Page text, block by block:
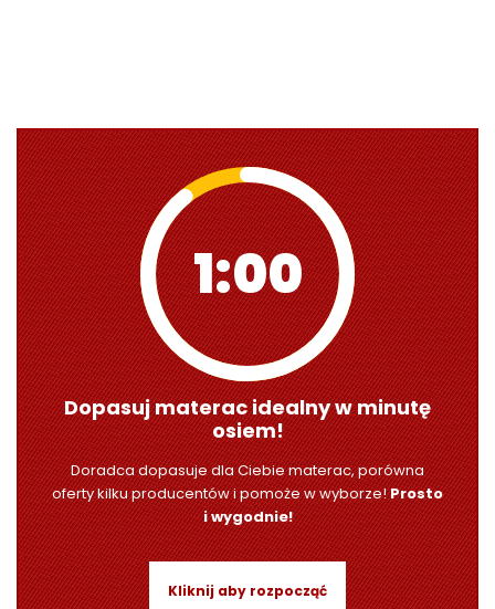
0:59
Dopasuj materac idealny w minutę
osiem!
Doradca dopasuje dla Ciebie materac, porówna
oferty kilku producentów i pomoże w wyborze!Prosto
i wygodnie!
Kliknij aby rozpocząć